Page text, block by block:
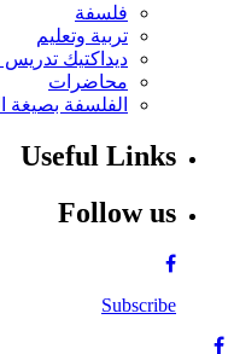
فلسفة
تربية وتعليم
ديداكتيك تدريس
محاضرات
الفلسفة بصيغة
Useful Links
Follow us
Subscribe